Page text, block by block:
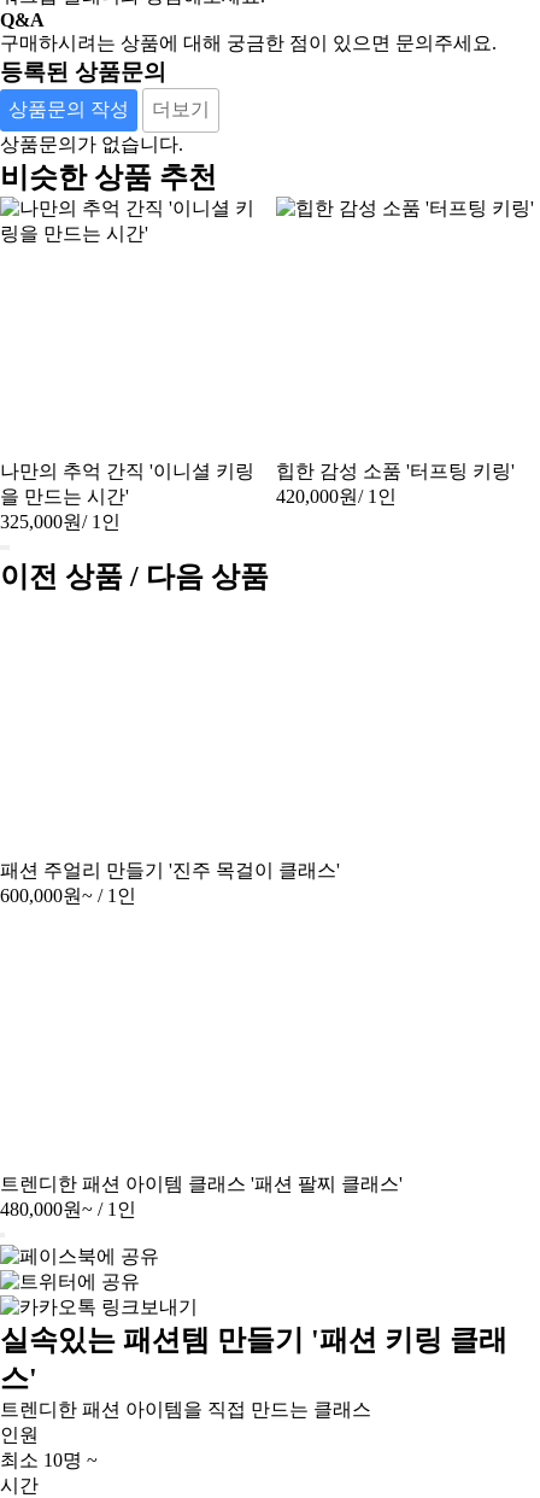
Q&A
구매하시려는 상품에 대해 궁금한 점이 있으면 문의주세요.
등록된 상품문의
상품문의 작성
더보기
상품문의가 없습니다.
비슷한 상품 추천
나만의 추억 간직 '이니셜 키링
을 만드는 시간'
325,000원/ 1인
힙한 감성 소품 '터프팅 키링'
420,000원/ 1인
이전 상품 / 다음 상품
패션 주얼리 만들기 '진주 목걸이 클래스'
600,000원~ / 1인
트렌디한 패션 아이템 클래스 '패션 팔찌 클래스'
480,000원~ / 1인
실속있는 패션템 만들기 '패션 키링 클래
스'
트렌디한 패션 아이템을 직접 만드는 클래스
인원
최소 10명 ~
시간